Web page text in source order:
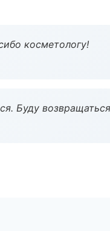
косметологу!
Буду